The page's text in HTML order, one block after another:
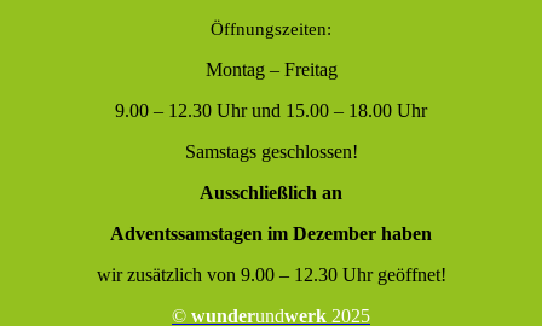
Öffnungszeiten:
Montag – Freitag
9.00 – 12.30 Uhr und 15.00 – 18.00 Uhr
Samstags geschlossen!
Ausschließlich an
Adventssamstagen im Dezember haben
wir zusätzlich von 9.00 – 12.30 Uhr geöffnet!
© wunderundwerk 2025